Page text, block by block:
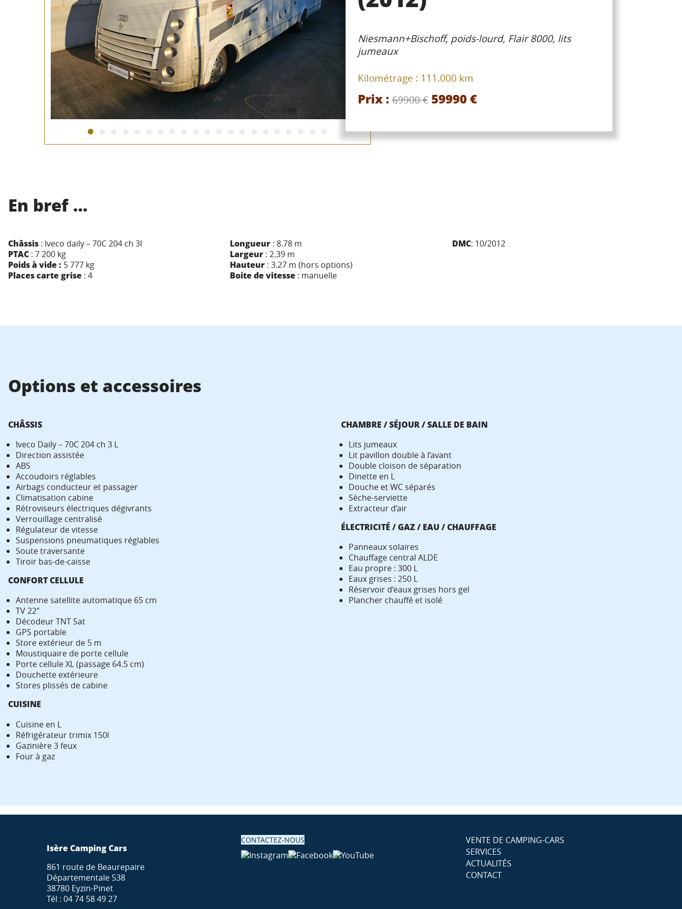
Niesmann+Bischoff, poids-lourd, Flair 8000, lits
jumeaux
Kilométrage : 111.000 km
Prix : 69900 €59990 €
En bref …
Châssis : Iveco daily – 70C 204 ch 3l
PTAC : 7 200 kg
Poids à vide : 5 777 kg
Places carte grise : 4
Longueur : 8.78 m
Largeur : 2.39 m
Hauteur : 3.27 m (hors options)
Boite de vitesse : manuelle
DMC: 10/2012
Options et accessoires
CHÂSSIS
Iveco Daily – 70C 204 ch 3 L
Direction assistée
ABS
Accoudoirs réglables
Airbags conducteur et passager
Climatisation cabine
Rétroviseurs électriques dégivrants
Verrouillage centralisé
Régulateur de vitesse
Suspensions pneumatiques réglables
Soute traversante
Tiroir bas-de-caisse
CONFORT CELLULE
Antenne satellite automatique 65 cm
TV 22″
Décodeur TNT Sat
GPS portable
Store extérieur de 5 m
Moustiquaire de porte cellule
Porte cellule XL (passage 64.5 cm)
Douchette extérieure
Stores plissés de cabine
CUISINE
Cuisine en L
Réfrigérateur trimix 150l
Gazinière 3 feux
Four à gaz
CHAMBRE / SÉJOUR / SALLE DE BAIN
Lits jumeaux
Lit pavillon double à l’avant
Double cloison de séparation
Dinette en L
Douche et WC séparés
Sèche-serviette
Extracteur d’air
ÉLECTRICITÉ / GAZ / EAU / CHAUFFAGE
Panneaux solaires
Chauffage central ALDE
Eau propre : 300 L
Eaux grises : 250 L
Réservoir d’eaux grises hors gel
Plancher chauffé et isolé
Isère Camping Cars
861 route de Beaurepaire
Départementale 538
38780 Eyzin-Pinet
Tél : 04 74 58 49 27
CONTACTEZ-NOUS
VENTE DE CAMPING-CARS
SERVICES
ACTUALITÉS
CONTACT